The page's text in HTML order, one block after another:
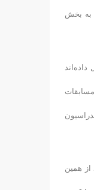
به بخش
از همین